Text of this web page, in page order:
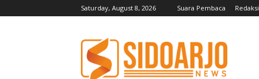
Saturday, August 8, 2026 Suara Pembaca Redaksi